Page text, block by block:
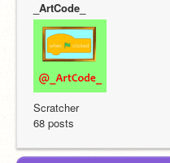
_ArtCode_
Scratcher
68 posts